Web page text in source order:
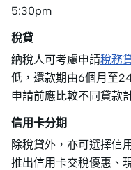
5:30pm
稅貸
納稅人可考慮申請稅務
低，還款期由6個月至
申請前應比較不同貸款
信用卡分期
除稅貸外，亦可選擇信
推出信用卡交稅優惠、